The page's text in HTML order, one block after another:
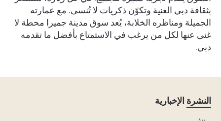
بثقافة دبي الغنية وتكوّن ذكريات لا تُنسى. مع عمارته
الجميلة ومناظره الخلابة، يُعد سوق مدينة جميرا محطة لا
غنى عنها لكل من يرغب في الاستمتاع بأفضل ما تقدمه
دبي.
النشرة الإخبارية